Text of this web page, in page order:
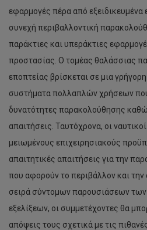
εφαρμογές πέρα από εξειδικευμένα
συνεχή περιβαλλοντική
παράκτιες και υπεράκτιες
προστασίας. Ο τομέας θαλάσσιας
εποπτείας βρίσκεται σε μια
συστήματα πολλαπλών χρήσεων
δυνατότητες παρακολούθησης
απαιτήσεις. Ταυτόχρονα, οι
μειωμένους επιχειρησιακούς
απαιτητικές απαιτήσεις για την
που αφορούν το περιβάλλον και
σειρά σύντομων παρουσιάσεων
εξελίξεων, οι συμμετέχοντες θα
απόψεις τους σχετικά με τις